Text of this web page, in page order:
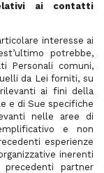
ai contatti
interesse ai
potrebbe,
Personali comuni,
da Lei forniti, su
ai fini della
e di Sue specifiche
nelle aree di
e non
esperienze
inerenti
partner